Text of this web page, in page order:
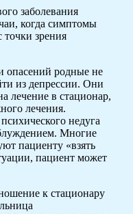
заболевания
когда симптомы
точки зрения
опасений родные не
из депрессии. Они
лечение в стационар,
лечения.
недуга
Многие
пациенту «взять
пациент может
к стационару